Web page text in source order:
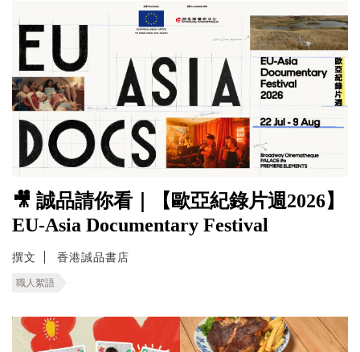
🎥 誠品請你看｜【歐亞紀錄片週2026】
EU-Asia Documentary Festival
撰文 香港誠品書店
職人絮語